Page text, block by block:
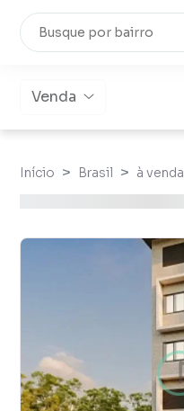
Venda
Início Brasil à venda